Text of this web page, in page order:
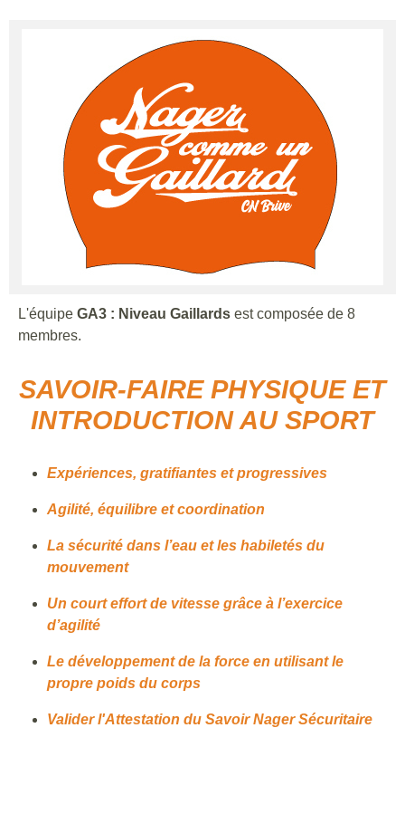
L'équipe GA3 : Niveau Gaillards est composée de 8
membres.
SAVOIR-FAIRE PHYSIQUE ET
INTRODUCTION AU SPORT
Expériences, gratifiantes et progressives
Agilité, équilibre et coordination
La sécurité dans l’eau et les habiletés du
mouvement
Un court effort de vitesse grâce à l’exercice
d’agilité
Le développement de la force en utilisant le
propre poids du corps
Valider l'Attestation du Savoir Nager Sécuritaire